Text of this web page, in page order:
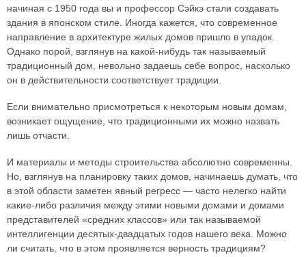
начиная с 1950 года вы и профессор Сэйкэ стали создавать
здания в японском стиле. Иногда кажется, что современное
направление в архитектуре жилых домов пришло в упадок.
Однако порой, взглянув на какой-нибудь так называемый
традиционный дом, невольно задаешь себе вопрос, насколько
он в действительности соответствует традиции.
Если внимательно присмотреться к некоторым новым домам,
возникает ощущение, что традиционными их можно назвать
лишь отчасти.
И материалы и методы строительства абсолютно современны.
Но, взглянув на планировку таких домов, начинаешь думать, что
в этой области заметен явный регресс — часто нелегко найти
какие-либо различия между этими новыми домами и домами
представителей «средних классов» или так называемой
интеллигенции десятых-двадцатых годов нашего века. Можно
ли считать, что в этом проявляется верность традициям?